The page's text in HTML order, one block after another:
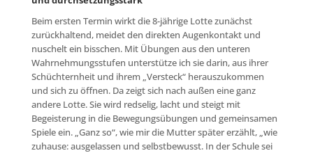
Beim ersten Termin wirkt die 8-jährige Lotte zunächst
zurückhaltend, meidet den direkten Augenkontakt und
nuschelt ein bisschen. Mit Übungen aus den unteren
Wahrnehmungsstufen unterstütze ich sie darin, aus ihrer
Schüchternheit und ihrem „Versteck“ herauszukommen
und sich zu öffnen. Da zeigt sich nach außen eine ganz
andere Lotte. Sie wird redselig, lacht und steigt mit
Begeisterung in die Bewegungsübungen und gemeinsamen
Spiele ein. „Ganz so“, wie mir die Mutter später erzählt, „wie
zuhause: ausgelassen und selbstbewusst. In der Schule sei